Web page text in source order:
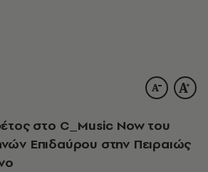
στο C_Music Now του
Επιδαύρου στην Πειραιώς